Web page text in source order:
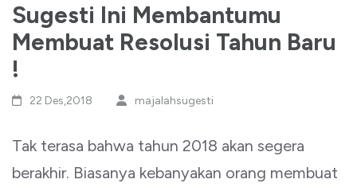
Sugesti Ini Membantumu
Membuat Resolusi Tahun Baru
!
22 Des,2018 majalahsugesti
Tak terasa bahwa tahun 2018 akan segera
berakhir. Biasanya kebanyakan orang membuat